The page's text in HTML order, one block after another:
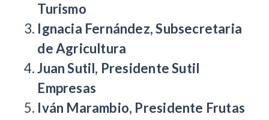
Turismo
Ignacia Fernández, Subsecretaria
de Agricultura
Juan Sutil, Presidente Sutil
Empresas
Iván Marambio, Presidente Frutas